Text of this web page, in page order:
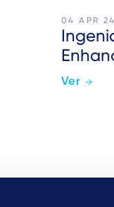
04 APR 24
Ver